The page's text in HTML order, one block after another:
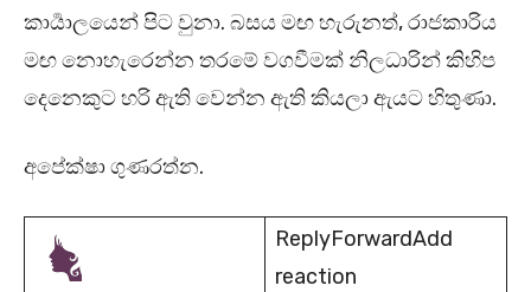
කාර්‍යාලයෙන් පිට වුනා. බසය මඟ හැරුනත්, රාජකාරිය
මඟ නොහැරෙන්න තරමේ වගවීමක් නිලධාරින් කිහිප
දෙනෙකුට හරි ඇති වෙන්න ඇති කියලා ඇයට හිතුණා.
අපේක්ෂා ගුණරත්න.
ReplyForwardAdd
reaction